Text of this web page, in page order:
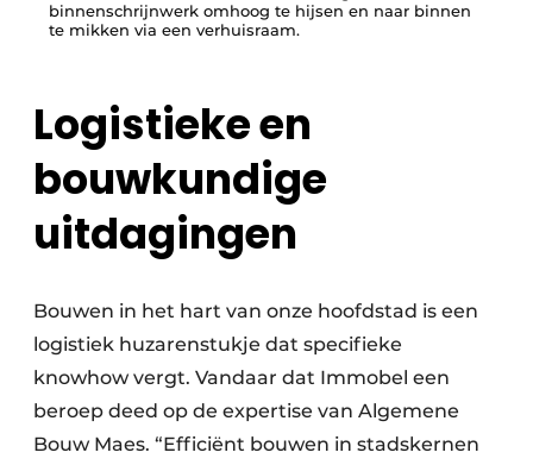
binnenschrijnwerk omhoog te hijsen en naar binnen
te mikken via een verhuisraam.
Logistieke en
bouwkundige
uitdagingen
Bouwen in het hart van onze hoofdstad is een
logistiek huzarenstukje dat specifieke
knowhow vergt. Vandaar dat Immobel een
beroep deed op de expertise van Algemene
Bouw Maes. “Efficiënt bouwen in stadskernen